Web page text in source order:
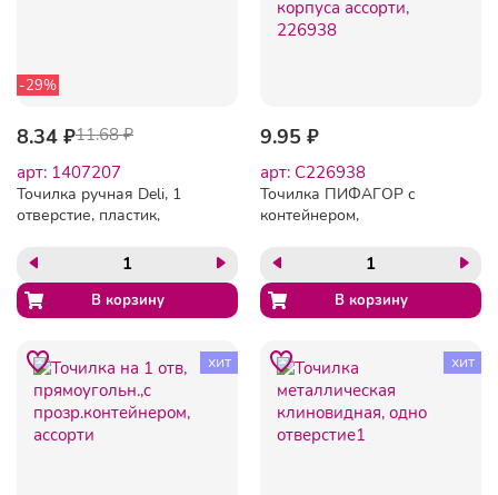
-29%
8.34 ₽11.68 ₽
арт: 1407207
Точилка ручная Deli, 1
отверстие, пластик,
9.95 ₽
арт: C226938
Точилка ПИФАГОР с
контейнером,
цвет корпуса ассорти,
226938
хит хит